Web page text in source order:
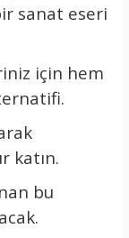
sanat eseri
için hem
katın.
bu